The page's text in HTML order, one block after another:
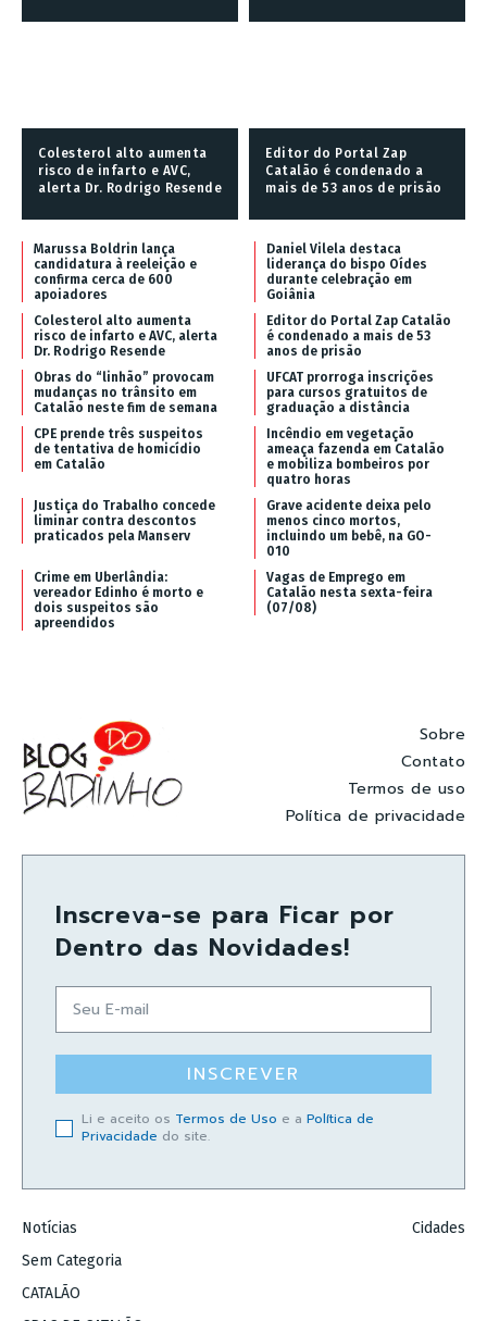
Colesterol alto aumenta
risco de infarto e AVC,
alerta Dr. Rodrigo Resende
Editor do Portal Zap
Catalão é condenado a
mais de 53 anos de prisão
Marussa Boldrin lança
candidatura à reeleição e
confirma cerca de 600
apoiadores
Daniel Vilela destaca
liderança do bispo Oídes
durante celebração em
Goiânia
Colesterol alto aumenta
risco de infarto e AVC, alerta
Dr. Rodrigo Resende
Editor do Portal Zap Catalão
é condenado a mais de 53
anos de prisão
Obras do “linhão” provocam
mudanças no trânsito em
Catalão neste fim de semana
UFCAT prorroga inscrições
para cursos gratuitos de
graduação a distância
CPE prende três suspeitos
de tentativa de homicídio
em Catalão
Incêndio em vegetação
ameaça fazenda em Catalão
e mobiliza bombeiros por
quatro horas
Justiça do Trabalho concede
liminar contra descontos
praticados pela Manserv
Grave acidente deixa pelo
menos cinco mortos,
incluindo um bebê, na GO-
010
Crime em Uberlândia:
vereador Edinho é morto e
dois suspeitos são
apreendidos
Vagas de Emprego em
Catalão nesta sexta-feira
(07/08)
Sobre
Contato
Termos de uso
Política de privacidade
Inscreva-se para Ficar por
Dentro das Novidades!
INSCREVER
Li e aceito os Termos de Uso e a Política de
Privacidade do site.
Notícias
Sem Categoria
CATALÃO
Cidades